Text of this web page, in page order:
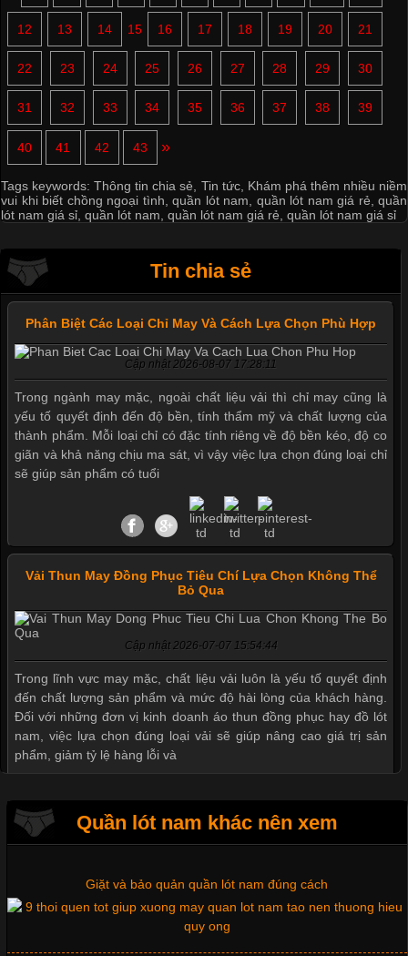
12 13 14 15 16 17 18 19 20 21
22 23 24 25 26 27 28 29 30
31 32 33 34 35 36 37 38 39
40 41 42 43 »
Tags keywords:Thông tin chia sẻ Tin tức, Khám phá thêm nhiều niềm
vui khi biết chồng ngoại tình quần lót nam quần lót nam giá rẻ quần
lót nam giá sỉ quần lót nam quần lót nam giá rẻ quần lót nam giá sỉ
Tin chia sẻ
Phân Biệt Các Loại Chỉ May Và Cách Lựa Chọn Phù Hợp
Cập nhật 2026-08-07 17:28:11
Trong ngành may mặc, ngoài chất liệu vải thì chỉ may cũng là
yếu tố quyết định đến độ bền, tính thẩm mỹ và chất lượng của
thành phẩm. Mỗi loại chỉ có đặc tính riêng về độ bền kéo, độ co
giãn và khả năng chịu ma sát, vì vậy việc lựa chọn đúng loại chỉ
sẽ giúp sản phẩm có tuổi
Vải Thun May Đồng Phục Tiêu Chí Lựa Chọn Không Thể
Bỏ Qua
Cập nhật 2026-07-07 15:54:44
Trong lĩnh vực may mặc, chất liệu vải luôn là yếu tố quyết định
đến chất lượng sản phẩm và mức độ hài lòng của khách hàng.
Đối với những đơn vị kinh doanh áo thun đồng phục hay đồ lót
nam, việc lựa chọn đúng loại vải sẽ giúp nâng cao giá trị sản
phẩm, giảm tỷ lệ hàng lỗi và
Cập nhật 2026-06-01 16:20:50
Quần lót nam khác nên xem
Mẫu quần short quần lót nam nữ hè thu 2017
Thị hiều quần lót nam bơi lội nam và nữ 2017
Giặt và bảo quản quần lót nam đúng cách